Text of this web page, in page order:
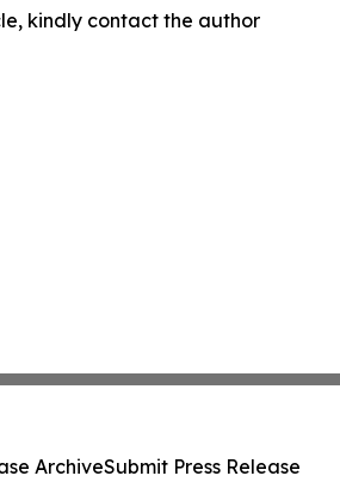
kindly contact the author
ArchiveSubmit Press Release